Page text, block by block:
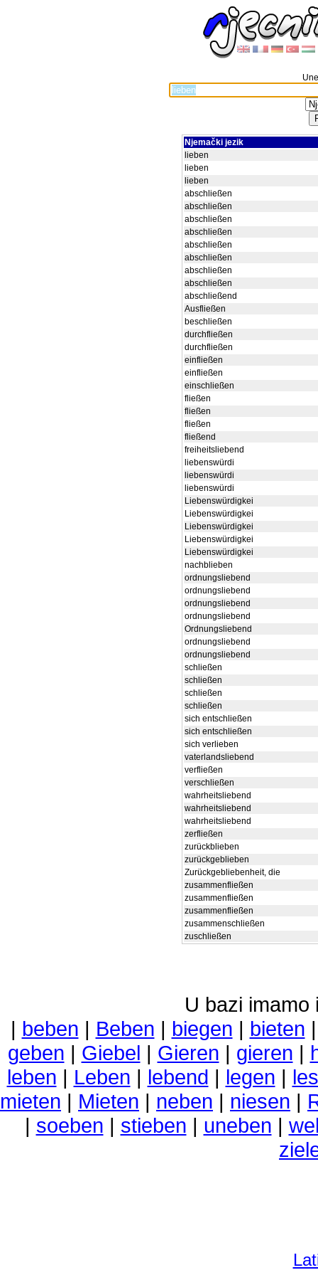
Njemački jezik
lieben
lieben
lieben
abschließen
abschließen
abschließen
abschließen
abschließen
abschließen
abschließen
abschließen
abschließend
Ausfließen
beschließen
durchfließen
durchfließen
einfließen
einfließen
einschließen
fließen
fließen
fließen
fließend
freiheitsliebend
liebenswürdi
liebenswürdi
liebenswürdi
Liebenswürdigkei
Liebenswürdigkei
Liebenswürdigkei
Liebenswürdigkei
Liebenswürdigkei
nachblieben
ordnungsliebend
ordnungsliebend
ordnungsliebend
ordnungsliebend
Ordnungsliebend
ordnungsliebend
ordnungsliebend
schließen
schließen
schließen
schließen
sich entschließen
sich entschließen
sich verlieben
vaterlandsliebend
verfließen
verschließen
wahrheitsliebend
wahrheitsliebend
wahrheitsliebend
zerfließen
zurückblieben
zurückgeblieben
Zurückgebliebenheit, die
zusammenfließen
zusammenfließen
zusammenfließen
zusammenschließen
zuschließen
U bazi imamo
| beben | Beben | biegen | bieten
geben | Giebel | Gieren | gieren |
leben | Leben | lebend | legen |
mieten | Mieten | neben | niesen |
| soeben | stieben | uneben |